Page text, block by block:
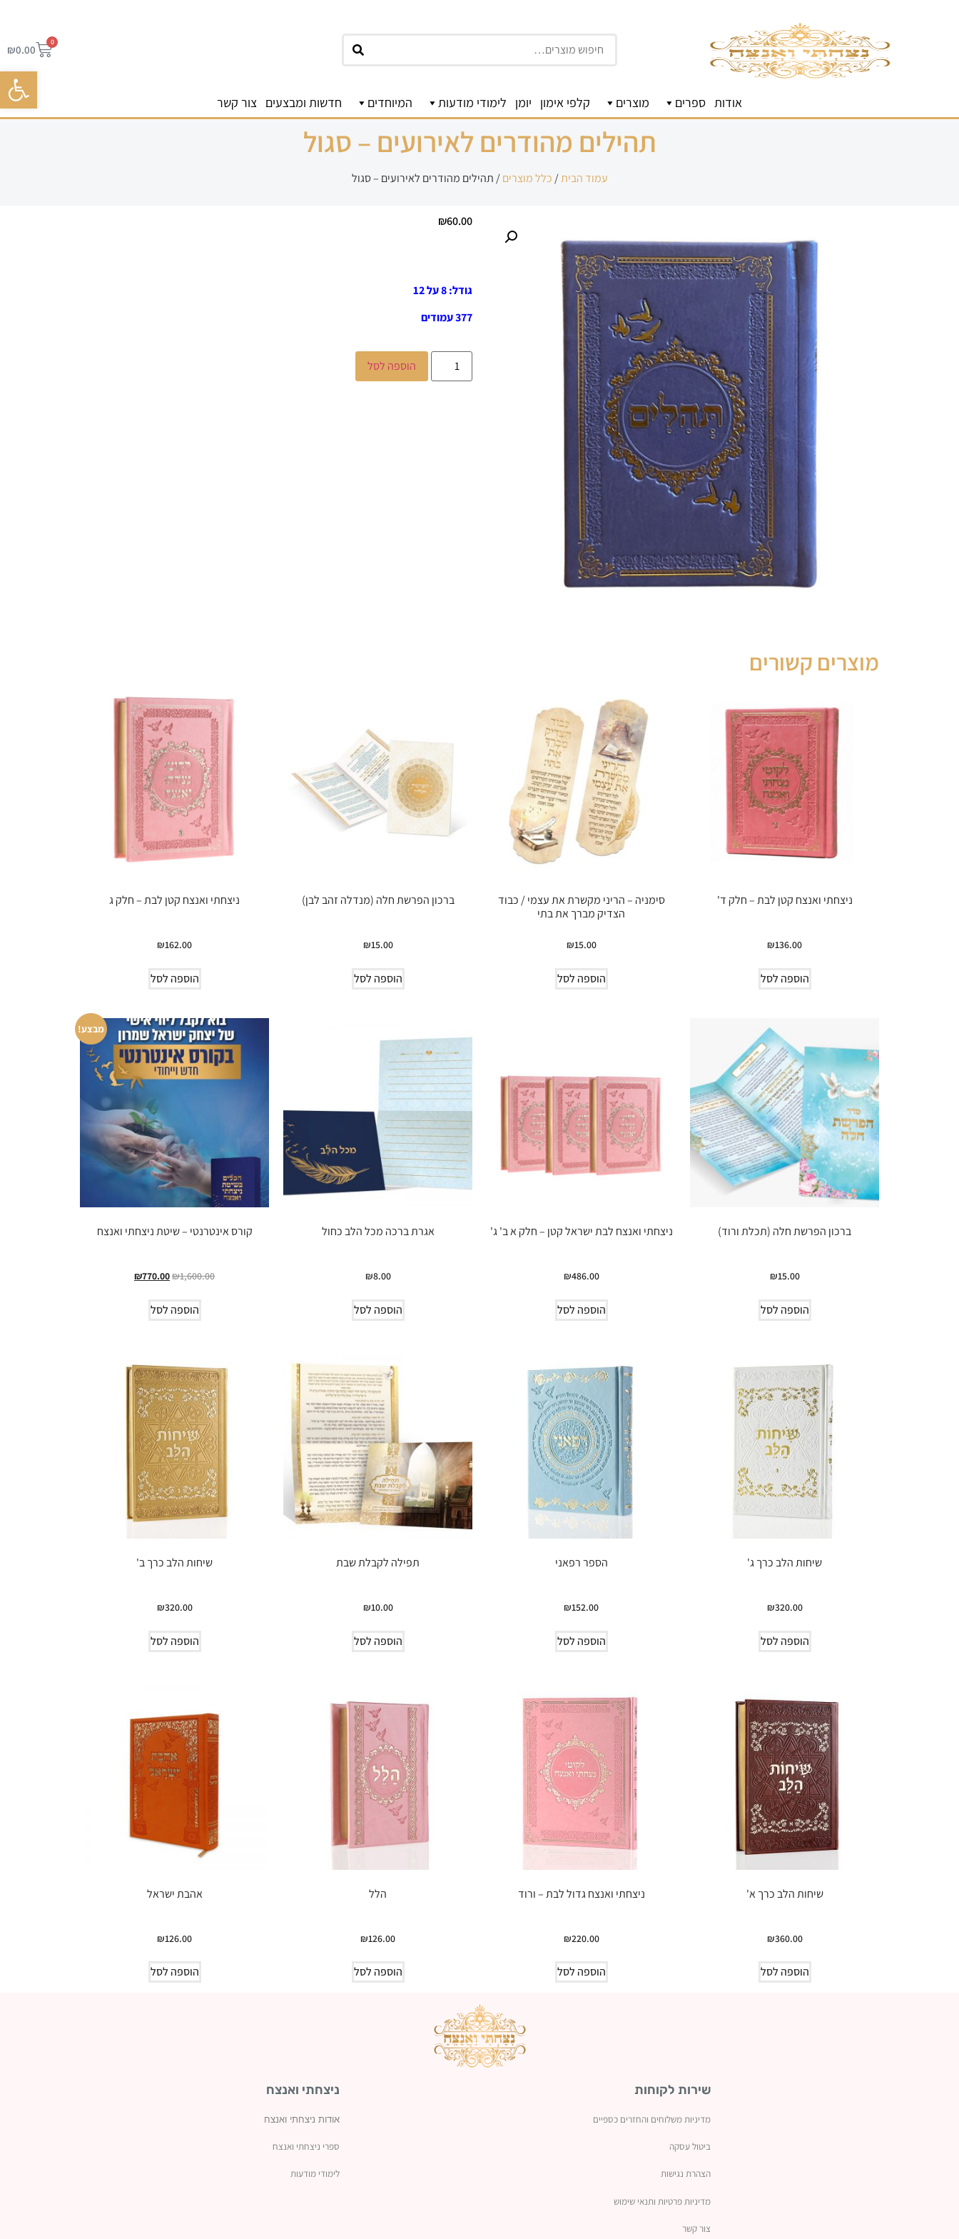
פתח
חיפוש ₪0.00
0
אודות ספרים מוצרים קלפי אימון יומן לימודי מודעות המיוחדים חדשות ומבצעים צור קשר
תהילים מהודרים לאירועים – סגול
עמוד הבית/ כלל מוצרים/ תהילים מהודרים לאירועים – סגול
₪60.00
גודל: 8 על 12
377 עמודים
הוספה לסל
מוצרים קשורים
ניצחתי ואנצח קטן לבת – חלק ד'
₪136.00
הוספה לסל
סימניה – הריני מקשרת את עצמי / כבוד
הצדיק מברך את בתי
₪15.00
הוספה לסל
ברכון הפרשת חלה (מנדלה זהב לבן)
₪15.00
הוספה לסל
ניצחתי ואנצח קטן לבת – חלק ג
₪162.00
הוספה לסל
ברכון הפרשת חלה (תכלת ורוד)
₪15.00
הוספה לסל
ניצחתי ואנצח לבת ישראל קטן – חלק א ב' ג'
₪486.00
הוספה לסל
אגרת ברכה מכל הלב כחול
₪8.00
הוספה לסל
מבצע!
קורס אינטרנטי – שיטת ניצחתי ואנצח
₪1,600.00
₪770.00
הוספה לסל
שיחות הלב כרך ג'
₪320.00
הוספה לסל
הספר רפאני
₪152.00
הוספה לסל
תפילה לקבלת שבת
₪10.00
הוספה לסל
שיחות הלב כרך ב'
₪320.00
הוספה לסל
שיחות הלב כרך א'
₪360.00
הוספה לסל
ניצחתי ואנצח גדול לבת – ורוד
₪220.00
הוספה לסל
הלל
₪126.00
הוספה לסל
אהבת ישראל
₪126.00
הוספה לסל
שירות לקוחות
מדיניות משלוחים והחזרים כספיים
ביטול עסקה
הצהרת נגישות
מדיניות פרטיות ותנאי שימוש
צור קשר
ניצחתי ואנצח
אודות ניצחתי ואנצח
ספרי ניצחתי ואנצח
לימודי מודעות